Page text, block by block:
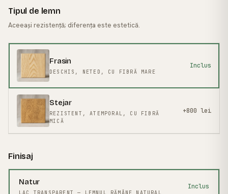
Tipul de lemn
Aceeași rezistență; diferența este estetică.
FRASIN· MĂREȘTE
Frasin
DESCHIS, NETED, CU FIBRĂ MARE
Inclus
Stejar
REZISTENT, ATEMPORAL, CU FIBRĂ
MICĂ
+800 lei
Finisaj
Natur Inclus